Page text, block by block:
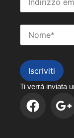
Iscriviti
Ti verrà inviata